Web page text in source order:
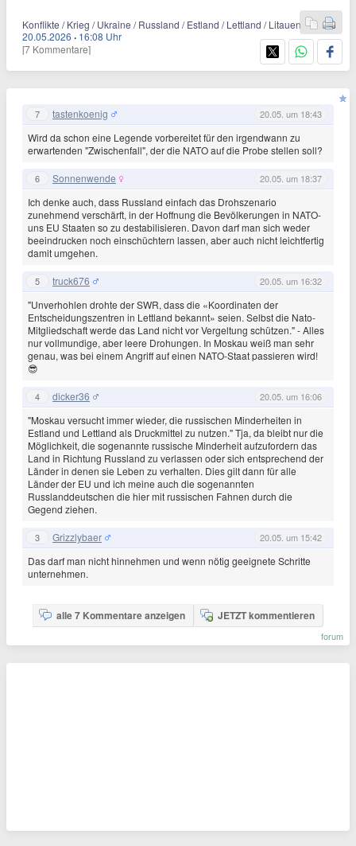
Konflikte / Krieg / Ukraine / Russland / Estland / Lettland / Litauen
20.05.2026 · 16:08 Uhr
[7 Kommentare]
7 tastenkoenig 20.05. um 18:43
Wird da schon eine Legende vorbereitet für den irgendwann zu
erwartenden "Zwischenfall", der die NATO auf die Probe stellen soll?
6 Sonnenwende 20.05. um 18:37
Ich denke auch, dass Russland einfach das Drohszenario
zunehmend verschärft, in der Hoffnung die Bevölkerungen in NATO-
uns EU Staaten so zu destabilisieren. Davon darf man sich weder
beeindrucken noch einschüchtern lassen, aber auch nicht leichtfertig
damit umgehen.
5 truck676 20.05. um 16:32
"Unverhohlen drohte der SWR, dass die «Koordinaten der
Entscheidungszentren in Lettland bekannt» seien. Selbst die Nato-
Mitgliedschaft werde das Land nicht vor Vergeltung schützen." - Alles
nur vollmundige, aber leere Drohungen. In Moskau weiß man sehr
genau, was bei einem Angriff auf einen NATO-Staat passieren wird!
😎
4 dicker36 20.05. um 16:06
"Moskau versucht immer wieder, die russischen Minderheiten in
Estland und Lettland als Druckmittel zu nutzen." Tja, da bleibt nur die
Möglichkeit, die sogenannte russische Minderheit aufzufordern das
Land in Richtung Russland zu verlassen oder sich entsprechend der
Länder in denen sie Leben zu verhalten. Dies gilt dann für alle
Länder der EU und ich meine auch die sogenannten
Russlanddeutschen die hier mit russischen Fahnen durch die
Gegend ziehen.
3 Grizzlybaer 20.05. um 15:42
Das darf man nicht hinnehmen und wenn nötig geeignete Schritte
unternehmen.
alle 7 Kommentare anzeigen JETZT kommentieren
forum